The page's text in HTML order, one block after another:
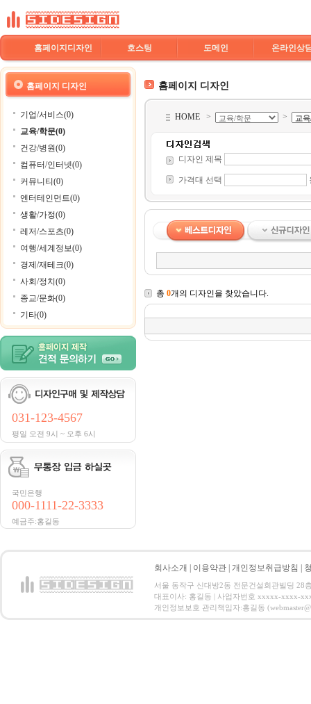
홈페이지디자인 호스팅 도메인 온라인상
홈페이지 디자인
기업/서비스(0)
교육/학문(0)
건강/병원(0)
컴퓨터/인터넷(0)
커뮤니티(0)
엔터테인먼트(0)
생활/가정(0)
레저/스포츠(0)
여행/세계정보(0)
경제/재테크(0)
사회/정치(0)
종교/문화(0)
기타(0)
031-123-4567
평일 오전 9시 ~ 오후 6시
국민은행
000-1111-22-3333
예금주:홍길동
홈페이지 디자인
HOME > >
디자인 제목
가격대 선택
총 0개의 디자인을 찾았습니다.
회사소개 이용약관 개인정보취급방침
서울 동작구 신대방2동 전문건설회관빌딩 28
대표이사: 홍길동 | 사업자번호 xxxxx-xxxx-
개인정보보호 관리책임자:홍길동